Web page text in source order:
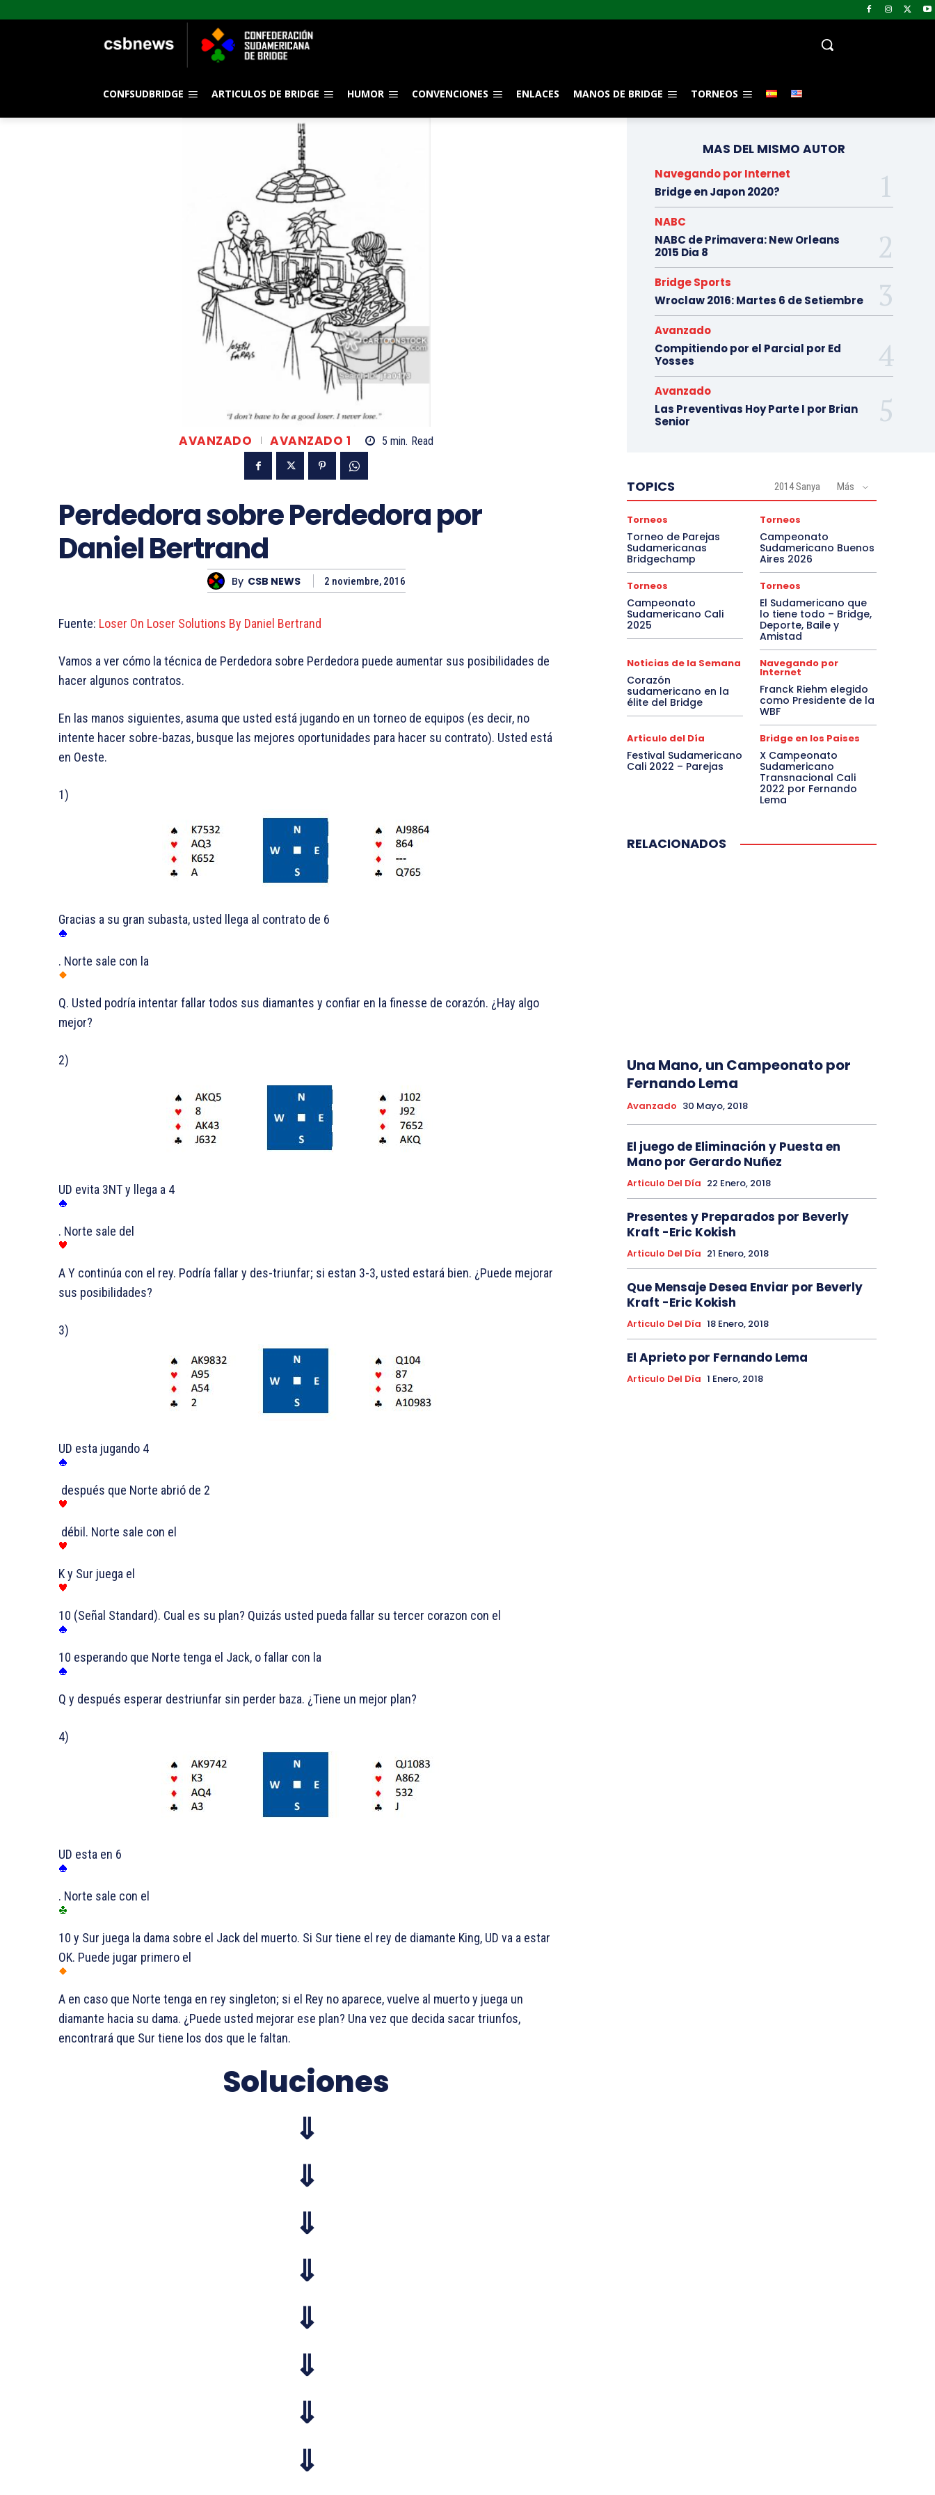
CONFSUDBRIDGE ARTICULOS DE BRIDGE HUMOR CONVENCIONES ENLACES MANOS DE BRIDGE TORNEOS
AVANZADO AVANZADO 1 5 min. Read
Perdedora sobre Perdedora por
Daniel Bertrand
By CSB NEWS 2 noviembre, 2016
Fuente: Loser On Loser Solutions By Daniel Bertrand
Vamos a ver cómo la técnica de Perdedora sobre Perdedora puede aumentar sus posibilidades de
hacer algunos contratos.
En las manos siguientes, asuma que usted está jugando en un torneo de equipos (es decir, no
intente hacer sobre-bazas, busque las mejores oportunidades para hacer su contrato). Usted está
en Oeste.
1)
Gracias a su gran subasta, usted llega al contrato de 6
. Norte sale con la
Q. Usted podría intentar fallar todos sus diamantes y confiar en la finesse de corazón. ¿Hay algo
mejor?
2)
UD evita 3NT y llega a 4
. Norte sale del
A Y continúa con el rey. Podría fallar y des-triunfar; si estan 3-3, usted estará bien. ¿Puede mejorar
sus posibilidades?
3)
UD esta jugando 4
después que Norte abrió de 2
débil. Norte sale con el
K y Sur juega el
10 (Señal Standard). Cual es su plan? Quizás usted pueda fallar su tercer corazon con el
10 esperando que Norte tenga el Jack, o fallar con la
Q y después esperar destriunfar sin perder baza. ¿Tiene un mejor plan?
4)
UD esta en 6
. Norte sale con el
10 y Sur juega la dama sobre el Jack del muerto. Si Sur tiene el rey de diamante King, UD va a estar
OK. Puede jugar primero el
A en caso que Norte tenga en rey singleton; si el Rey no aparece, vuelve al muerto y juega un
diamante hacia su dama. ¿Puede usted mejorar ese plan? Una vez que decida sacar triunfos,
encontrará que Sur tiene los dos que le faltan.
Soluciones
⇓
⇓
⇓
⇓
⇓
⇓
⇓
⇓
MAS DEL MISMO AUTOR
Navegando por Internet
Bridge en Japon 2020?
NABC
NABC de Primavera: New Orleans
2015 Dia 8
Bridge Sports
Wroclaw 2016: Martes 6 de Setiembre
Avanzado
Compitiendo por el Parcial por Ed
Yosses
Avanzado
Las Preventivas Hoy Parte I por Brian
Senior
TOPICS 2014 Sanya Más
Torneos
Torneo de Parejas
Sudamericanas
Bridgechamp
Torneos
Campeonato
Sudamericano Buenos
Aires 2026
Torneos
Campeonato
Sudamericano Cali
2025
Torneos
El Sudamericano que
lo tiene todo – Bridge,
Deporte, Baile y
Amistad
Noticias de la Semana
Corazón
sudamericano en la
élite del Bridge
Navegando por
Internet
Franck Riehm elegido
como Presidente de la
WBF
Articulo del Día
Festival Sudamericano
Cali 2022 – Parejas
Bridge en los Paises
X Campeonato
Sudamericano
Transnacional Cali
2022 por Fernando
Lema
RELACIONADOS
Una Mano, un Campeonato por
Fernando Lema
Avanzado 30 Mayo, 2018
El juego de Eliminación y Puesta en
Mano por Gerardo Nuñez
Articulo Del Día 22 Enero, 2018
Presentes y Preparados por Beverly
Kraft -Eric Kokish
Articulo Del Día 21 Enero, 2018
Que Mensaje Desea Enviar por Beverly
Kraft -Eric Kokish
Articulo Del Día 18 Enero, 2018
El Aprieto por Fernando Lema
Articulo Del Día 1 Enero, 2018